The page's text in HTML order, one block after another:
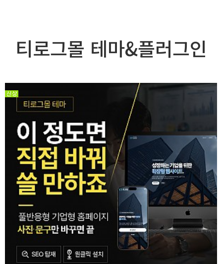
티로그몰 테마&플러그인